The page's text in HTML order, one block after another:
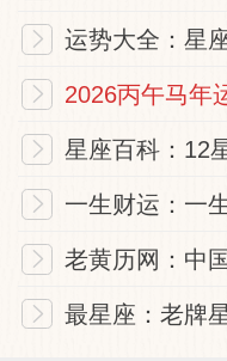
运势大全：星
2026丙午马年
星座百科：12
一生财运：一
老黄历网：中
最星座：老牌